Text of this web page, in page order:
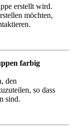
erstellt wird.
möchten,
farbig
den
so dass
sind.